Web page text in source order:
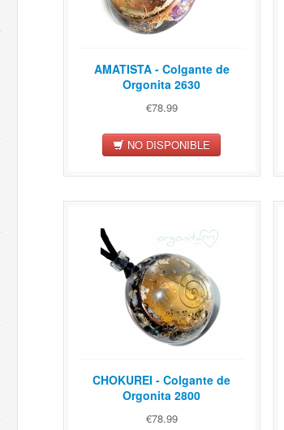
AMATISTA - Colgante de
Orgonita 2630
€78.99
NO DISPONIBLE
CHOKUREI - Colgante de
Orgonita 2800
€78.99